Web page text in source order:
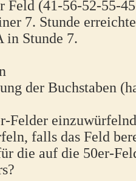
Feld (41-56-52-55-
7. Stunde
in Stunde 7.
der Buchstaben
Felder
falls das Feld
die auf die 50er-